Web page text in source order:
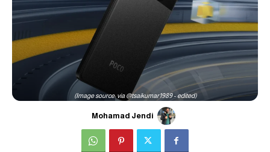
(Image source: via @tsaikumar1989 - edited)
Mohamad Jendi